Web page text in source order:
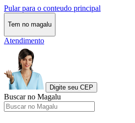
Pular para o conteudo principal
Tem no magalu
Atendimento
Digite seu CEP
Buscar no Magalu